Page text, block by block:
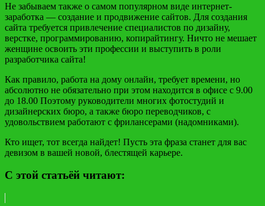
Не забываем также о самом популярном виде интернет-
заработка — создание и продвижение сайтов. Для создания
сайта требуется привлечение специалистов по дизайну,
верстке, программированию, копирайтингу. Ничто не мешает
женщине освоить эти профессии и выступить в роли
разработчика сайта!
Как правило, работа на дому онлайн, требует времени, но
абсолютно не обязательно при этом находится в офисе с 9.00
до 18.00 Поэтому руководители многих фотостудий и
дизайнерских бюро, а также бюро переводчиков, с
удовольствием работают с фрилансерами (надомниками).
Кто ищет, тот всегда найдет! Пусть эта фраза станет для вас
девизом в вашей новой, блестящей карьере.
С этой статьёй читают: